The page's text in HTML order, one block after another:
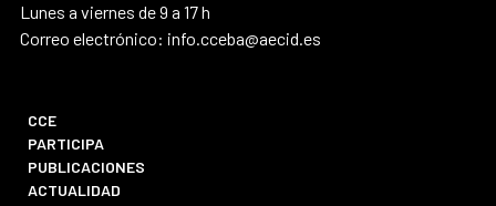
Lunes a viernes de 9 a 17 h
Correo electrónico: info.cceba@aecid.es
CCE
PARTICIPA
PUBLICACIONES
ACTUALIDAD